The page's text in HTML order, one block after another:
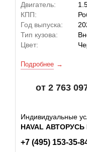
Двигатель:
КПП:
Год выпуска:
Тип кузова:
Цвет:
Подробнее
от 2 763
Индивидуальные
HAVAL
+7 (495) 153-35-